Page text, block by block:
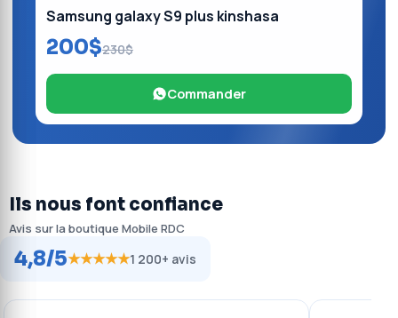
Samsung galaxy S9 plus kinshasa
200$230$
Commander
Ils nous font confiance
Avis sur la boutique Mobile RDC
4,8/5★★★★★1 200+ avis